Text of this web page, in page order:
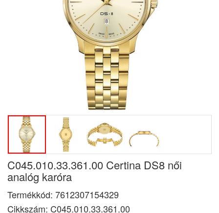
C045.010.33.361.00 Certina DS8 női
analóg karóra
Termékkód: 7612307154329
Cikkszám: C045.010.33.361.00